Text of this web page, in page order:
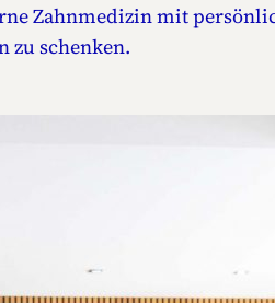
Zahnmedizin mit
zu schenken.